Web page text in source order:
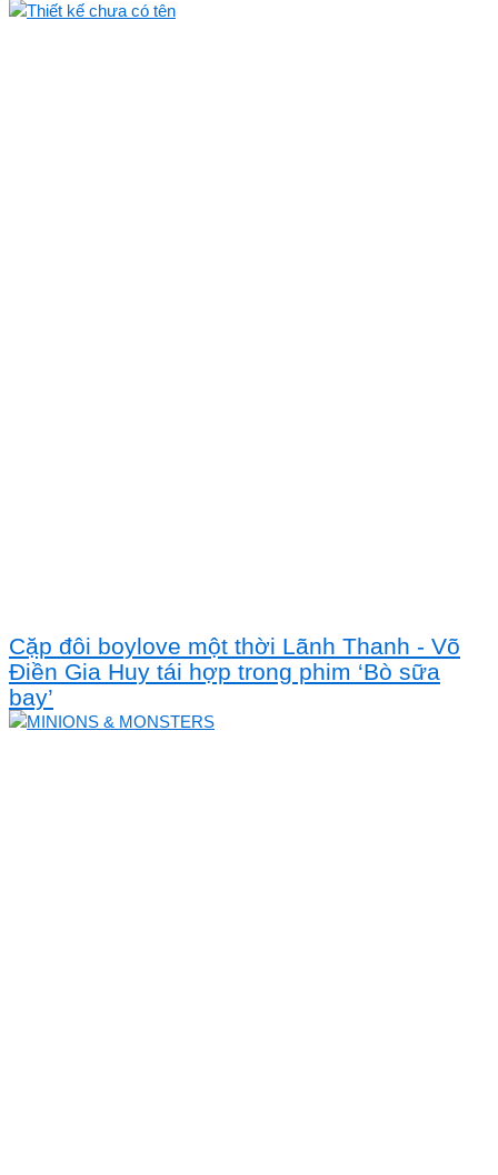
Cặp đôi boylove một thời Lãnh Thanh - Võ
Điền Gia Huy tái hợp trong phim ‘Bò sữa
bay’